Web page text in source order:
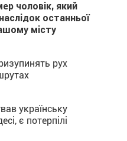
чоловік, який
останньої
місту
рух
українську
є потерпілі